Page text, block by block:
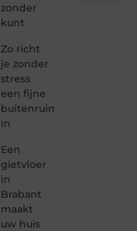
zonder
kunt
Zo richt
je zonder
stress
een fijne
buitenruimte
in
Een
gietvloer
in
Brabant
maakt
uw huis